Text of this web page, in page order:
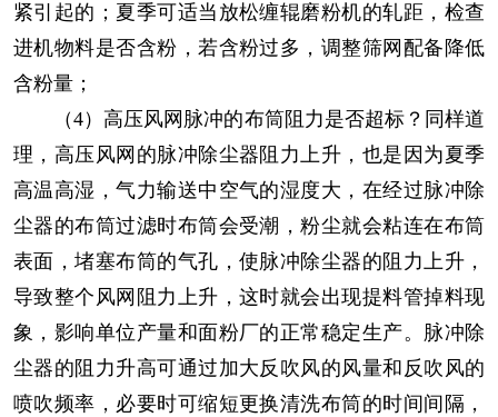
紧引起的；夏季可适当放松缠辊磨粉机的轧距，检查
进机物料是否含粉，若含粉过多，调整筛网配备降低
含粉量；
（4）高压风网脉冲的布筒阻力是否超标？同样道
理，高压风网的脉冲除尘器阻力上升，也是因为夏季
高温高湿，气力输送中空气的湿度大，在经过脉冲除
尘器的布筒过滤时布筒会受潮，粉尘就会粘连在布筒
表面，堵塞布筒的气孔，使脉冲除尘器的阻力上升，
导致整个风网阻力上升，这时就会出现提料管掉料现
象，影响单位产量和面粉厂的正常稳定生产。脉冲除
尘器的阻力升高可通过加大反吹风的风量和反吹风的
喷吹频率，必要时可缩短更换清洗布筒的时间间隔，